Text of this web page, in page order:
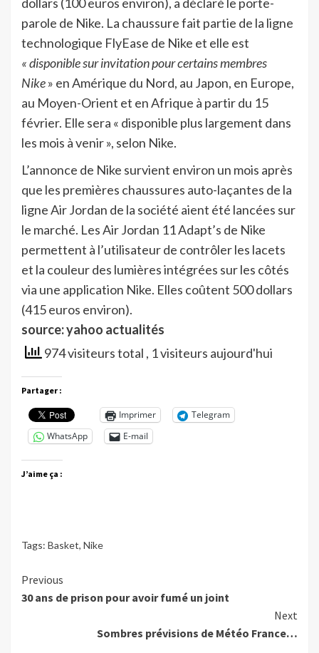
parole de Nike. La chaussure fait partie de la ligne
technologique FlyEase de Nike et elle est
« disponible sur invitation pour certains membres
Nike» en Amérique du Nord, au Japon, en Europe,
au Moyen-Orient et en Afrique à partir du 15
février. Elle sera « disponible plus largement dans
les mois à venir », selon Nike.
L’annonce de Nike survient environ un mois après
que les premières chaussures auto-laçantes de la
ligne Air Jordan de la société aient été lancées sur
le marché. Les Air Jordan 11 Adapt’s de Nike
permettent à l’utilisateur de contrôler les lacets
et la couleur des lumières intégrées sur les côtés
via une application Nike. Elles coûtent 500 dollars
(415 euros environ).
source: yahoo actualités
974 visiteurs total , 1 visiteurs aujourd'hui
Partager :
Imprimer
Telegram
WhatsApp
E-mail
J’aime ça :
Tags: Basket, Nike
Continue
Reading
Previous
30 ans de prison pour avoir fumé un joint
Next
Sombres prévisions de Météo France…